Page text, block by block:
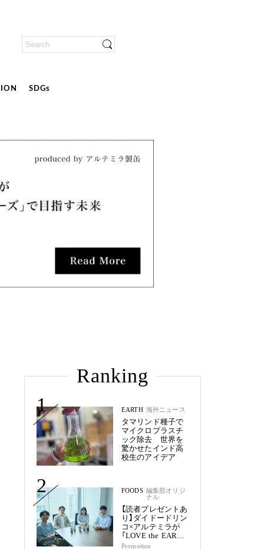
SDGs
Ranking
1
EARTH 海外ニュース
タマリンド種子で
マイクロプラスチ
ック除去 世界を
驚かせたインド高
校生のアイデア
2 FOODS 編集部オリジ
ナル
【読者プレゼントあ
り】ダイドードリン
コ×アルテミラが
「LOVE the EARTH
シリーズ」で目指す
Promotion